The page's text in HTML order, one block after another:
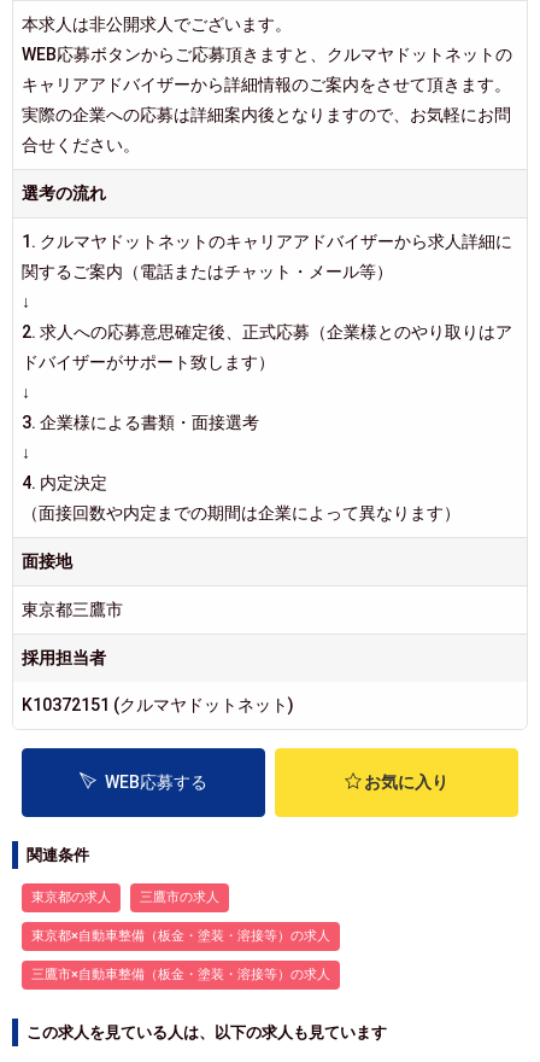
本求人は非公開求人でございます。
WEB応募ボタンからご応募頂きますと、クルマヤドットネットの
キャリアアドバイザーから詳細情報のご案内をさせて頂きます。
実際の企業への応募は詳細案内後となりますので、お気軽にお問
合せください。
選考の流れ
1. クルマヤドットネットのキャリアアドバイザーから求人詳細に
関するご案内（電話またはチャット・メール等）
↓
2. 求人への応募意思確定後、正式応募（企業様とのやり取りはア
ドバイザーがサポート致します）
↓
3. 企業様による書類・面接選考
↓
4. 内定決定
（面接回数や内定までの期間は企業によって異なります）
面接地
東京都三鷹市
採用担当者
K10372151 (クルマヤドットネット)
WEB応募する お気に入り
関連条件
東京都の求人 三鷹市の求人
東京都×自動車整備（板金・塗装・溶接等）の求人
三鷹市×自動車整備（板金・塗装・溶接等）の求人
この求人を見ている人は、以下の求人も見ています